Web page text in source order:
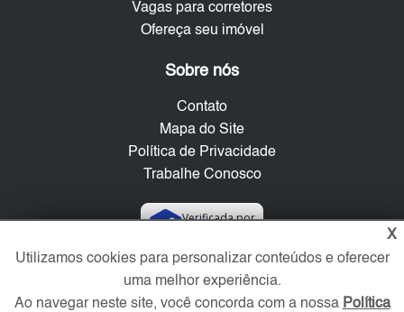
Vagas para corretores
Ofereça seu imóvel
Sobre nós
Contato
Mapa do Site
Política de Privacidade
Trabalhe Conosco
Verificada por
Redes Sociais
X
Utilizamos cookies para personalizar conteúdos e oferecer
uma melhor experiência.
Ao navegar neste site, você concorda com a nossa Política